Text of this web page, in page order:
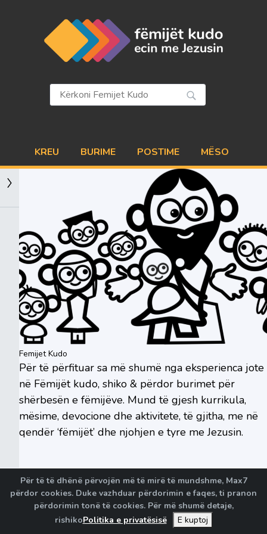
KREU BURIME POSTIME MËSO
VIZIONI PARTNERËT
Femijet Kudo
Për të përfituar sa më shumë nga eksperienca jote
në Fëmijët kudo, shiko & përdor burimet për
shërbesën e fëmijëve. Mund të gjesh kurrikula,
mësime, devocione dhe aktivitete, të gjitha, me në
qendër ‘fëmijët’ dhe njohjen e tyre me Jezusin.
Powered by
Për të të dhënë përvojën më të mirë të mundshme, Max7
përdor cookies. Duke vazhduar përdorimin e faqes, ti pranon
përdorimin tonë të cookies. Për më shumë detaje,
rishikoPolitika e privatësisë E kuptoj
Hyni